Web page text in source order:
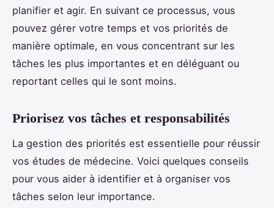
planifier et agir. En suivant ce processus, vous
pouvez gérer votre temps et vos priorités de
manière optimale, en vous concentrant sur les
tâches les plus importantes et en déléguant ou
reportant celles qui le sont moins.
Priorisez vos tâches et responsabilités
La gestion des priorités est essentielle pour réussir
vos études de médecine. Voici quelques conseils
pour vous aider à identifier et à organiser vos
tâches selon leur importance.